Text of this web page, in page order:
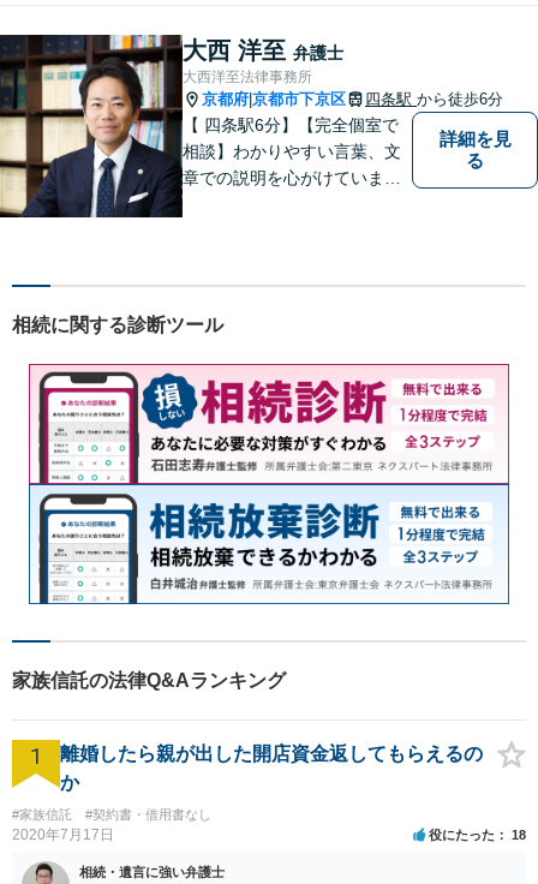
大西 洋至 弁護士
大西洋至法律事務所
京都府 京都市下京区 四条駅 から徒歩6分
【 四条駅6分】【完全個室で
相談】わかりやすい言葉、文
章での説明を心がけていま
気軽にご相談下さい。
詳細を見
る
相続に関する診断ツール
家族信託の法律Q&Aランキング
1
離婚したら親が出した開店資金返してもらえるの
か
#家族信託 #契約書・借用書なし
2020年7月17日 役にたった 18
相続・遺言に強い弁護士